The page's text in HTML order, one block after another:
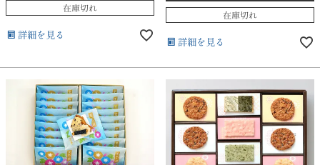
在庫切れ
詳細を見る
在庫切れ
詳細を見る